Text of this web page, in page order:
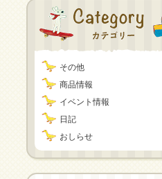
その他
商品情報
イベント情報
日記
おしらせ